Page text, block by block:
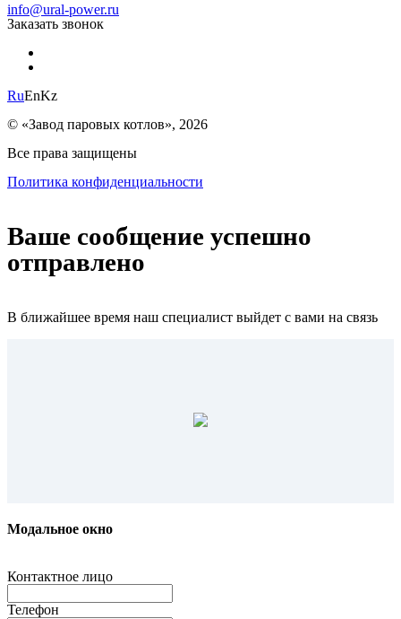
info@ural-power.ru
Заказать звонок
RuEnKz
© «Завод паровых котлов», 2026
Все права защищены
Политика конфиденциальности
Ваше сообщение успешно
отправлено
В ближайшее время наш специалист выйдет с вами на связь
Модальное окно
Контактное лицо
Телефон